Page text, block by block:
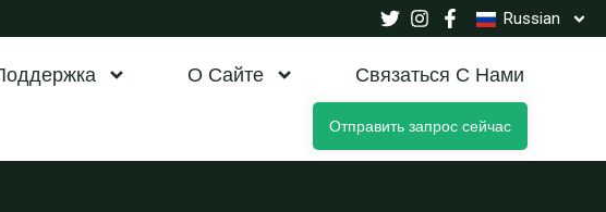
Russian
О Сайте Связаться С Нами
Отправить запрос сейчас